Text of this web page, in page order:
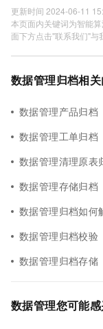
更新时间 2024-06-11
本页面内关键词为智能
面下方点击"联系我们"与
数据管理归档相
数据管理产品归档
数据管理工单归档
数据管理清理原表
数据管理存储归档
数据管理归档如何
数据管理归档校验
数据管理归档存储
数据管理您可能